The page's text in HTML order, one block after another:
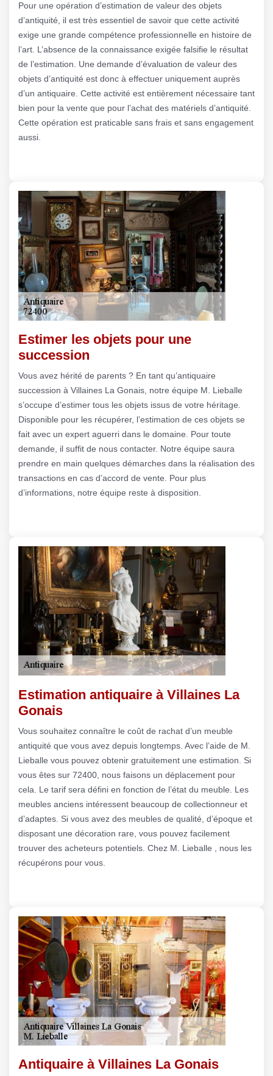
Pour une opération d’estimation de valeur des objets
d’antiquité, il est très essentiel de savoir que cette activité
exige une grande compétence professionnelle en histoire de
l’art. L’absence de la connaissance exigée falsifie le résultat
de l’estimation. Une demande d’évaluation de valeur des
objets d’antiquité est donc à effectuer uniquement auprès
d’un antiquaire. Cette activité est entièrement nécessaire tant
bien pour la vente que pour l’achat des matériels d’antiquité.
Cette opération est praticable sans frais et sans engagement
aussi.
Estimer les objets pour une
succession
Vous avez hérité de parents ? En tant qu’antiquaire
succession à Villaines La Gonais, notre équipe M. Lieballe
s’occupe d’estimer tous les objets issus de votre héritage.
Disponible pour les récupérer, l’estimation de ces objets se
fait avec un expert aguerri dans le domaine. Pour toute
demande, il suffit de nous contacter. Notre équipe saura
prendre en main quelques démarches dans la réalisation des
transactions en cas d’accord de vente. Pour plus
d’informations, notre équipe reste à disposition.
Estimation antiquaire à Villaines La
Gonais
Vous souhaitez connaître le coût de rachat d’un meuble
antiquité que vous avez depuis longtemps. Avec l’aide de M.
Lieballe vous pouvez obtenir gratuitement une estimation. Si
vous êtes sur 72400, nous faisons un déplacement pour
cela. Le tarif sera défini en fonction de l’état du meuble. Les
meubles anciens intéressent beaucoup de collectionneur et
d’adaptes. Si vous avez des meubles de qualité, d’époque et
disposant une décoration rare, vous pouvez facilement
trouver des acheteurs potentiels. Chez M. Lieballe , nous les
récupérons pour vous.
Antiquaire à Villaines La Gonais